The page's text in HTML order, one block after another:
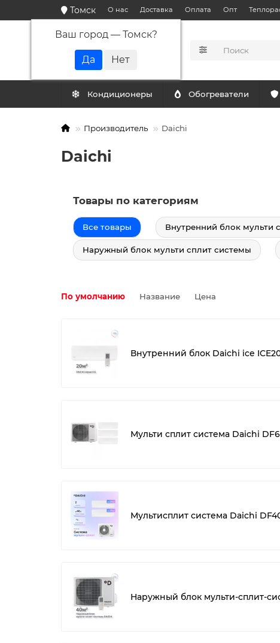
Томск
Ваш город — Томск?
О нас Доставка Оплата Опт
Кондиционеры Обогреватели
Производитель Daichi
Daichi
Товары по категориям
Все товары Внутренний блок мульти
Наружный блок мульти сплит системы
По умолчанию Название Цена
Внутренний блок Daichi ice
Мульти сплит система Daichi
Мультисплит система Daichi
Наружный блок мульти-сплит-